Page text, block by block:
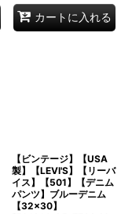
カートに入れる
【ビンテージ】【USA
製】【LEVI'S】【リーバ
イス】【501】【デニム
パンツ】ブルーデニム
【32×30】